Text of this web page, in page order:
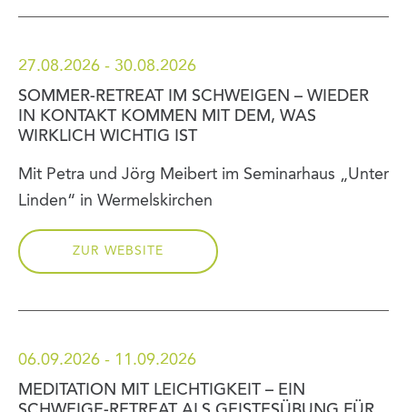
27.08.2026 - 30.08.2026
SOMMER-RETREAT IM SCHWEIGEN – WIEDER
IN KONTAKT KOMMEN MIT DEM, WAS
WIRKLICH WICHTIG IST
Mit Petra und Jörg Meibert im Seminarhaus „Unter
Linden“ in Wermelskirchen
ZUR WEBSITE
06.09.2026 - 11.09.2026
MEDITATION MIT LEICHTIGKEIT – EIN